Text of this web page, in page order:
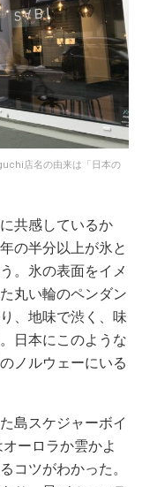
店名の由来は「日本の
共感しているか
の半分以上が氷と
。氷の表面をイメ
丸い輪のペンダン
、地味で渋く、味
日本にこのような
ノルウェーにいる
島スケジャーボイ
ーロラか雲かよ
コツがわかった。